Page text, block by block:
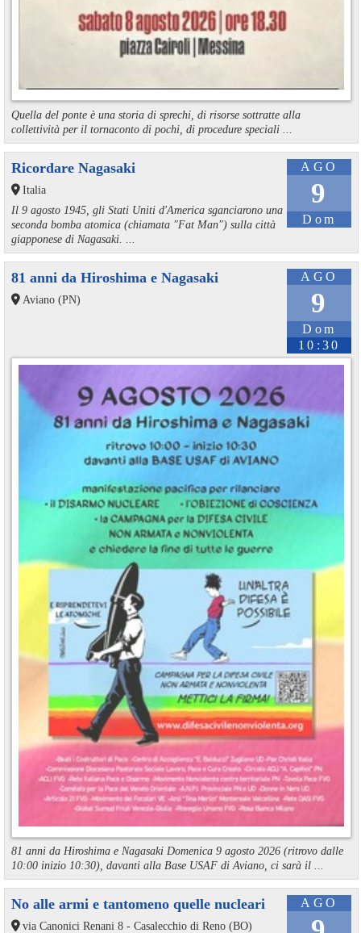
Quella del ponte è una storia di sprechi, di risorse sottratte alla
collettività per il tornaconto di pochi, di procedure speciali ...
AGO
9
Dom
Ricordare Nagasaki
Italia
Il 9 agosto 1945, gli Stati Uniti d'America sganciarono una
seconda bomba atomica (chiamata "Fat Man") sulla città
giapponese di Nagasaki. ...
AGO
9
Dom
10:30
81 anni da Hiroshima e Nagasaki
Aviano (PN)
81 anni da Hiroshima e Nagasaki Domenica 9 agosto 2026 (ritrovo dalle
10:00 inizio 10:30), davanti alla Base USAF di Aviano, ci sarà il ...
AGO
No alle armi e tantomeno quelle nucleari
via Canonici Renani 8 - Casalecchio di Reno (BO)